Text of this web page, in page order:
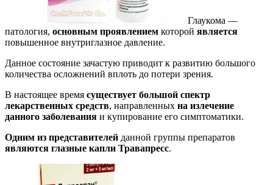
Глаукома —
патология, основным проявлением которой является
повышенное внутриглазное давление.
Данное состояние зачастую приводит к развитию большого
количества осложнений вплоть до потери зрения.
В настоящее время существует большой спектр
лекарственных средств, направленных на излечение
данного заболевания и купирование его симптоматики.
Одним из представителей данной группы препаратов
являются глазные капли Травапресс.